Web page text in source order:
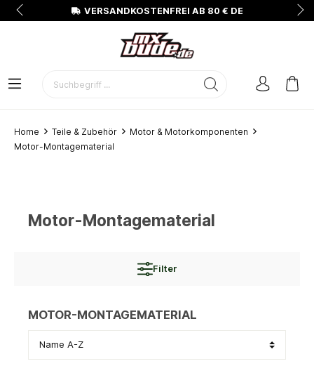
VERSANDKOSTENFREI AB 80 € DE
Home Teile & Zubehör
Motor & Motorkomponenten
Motor-Montagematerial
Motor-Montagematerial
Filter
MOTOR-MONTAGEMATERIAL